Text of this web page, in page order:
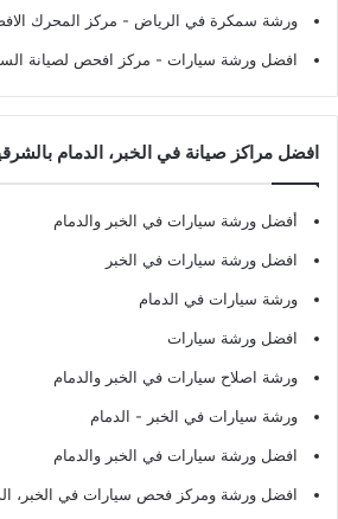
ورشة سمكرة في الرياض - مركز المحرك
افضل ورشة سيارات - مركز افحص لصيانة
افضل مراكز صيانة في الخبر، الدمام
أفضل ورشة سيارات في الخبر والدمام
افضل ورشة سيارات في الخبر
ورشة سيارات في الدمام
افضل ورشة سيارات
ورشة اصلاح سيارات في الخبر والدمام
ورشة سيارات في الخبر - الدمام
افضل ورشة سيارات في الخبر والدمام
افضل ورشة ومركز فحص سيارات في الخبر،